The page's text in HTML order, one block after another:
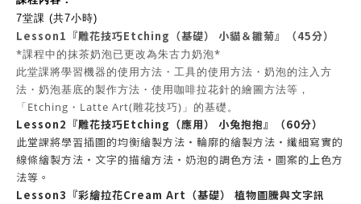
7堂課 (共7小時)
Lesson1『雕花技巧Etching（基礎） 小貓＆雛菊』（45分）
*課程中的抹茶奶泡已更改為朱古力奶泡*
此堂課將學習機器的使用方法・工具的使用方法・奶泡的注入方
法・奶泡基底的製作方法・使用咖啡拉花針的繪圖方法等，
「Etching・Latte Art(雕花技巧)」的基礎。
Lesson2『雕花技巧Etching（應用） 小兔抱抱』（60分）
此堂課將學習插圖的均衡繪製方法・輪廓的繪製方法・纖細寫實的
線條繪製方法・文字的描繪方法・奶泡的調色方法・圖案的上色方
法等。
Lesson3『彩繪拉花Cream Art（基礎） 植物圖騰與文字訊